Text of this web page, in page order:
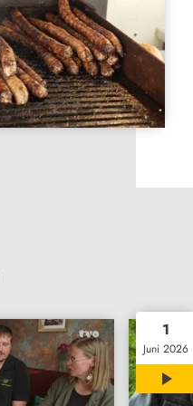
1
Juni 2026